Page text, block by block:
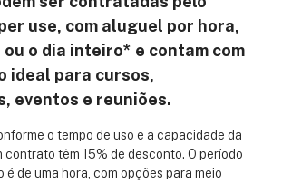
use, com aluguel por hora,
ou o dia inteiro* e contam com
ideal para cursos,
eventos e reuniões.
o tempo de uso e a capacidade da
contrato têm 15% de desconto. O período
é de uma hora, com opções para meio